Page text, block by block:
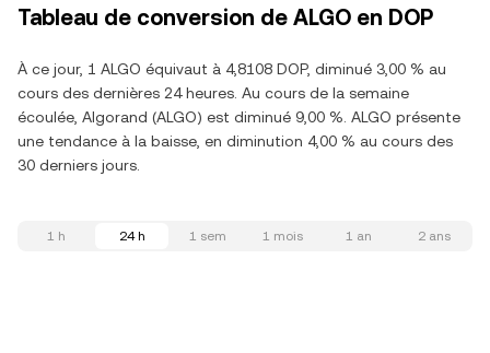
Tableau de conversion de ALGO en DOP
À ce jour, 1 ALGO équivaut à 4,8108 DOP, diminué 3,00 % au
cours des dernières 24 heures. Au cours de la semaine
écoulée, Algorand (ALGO) est diminué 9,00 %. ALGO présente
une tendance à la baisse, en diminution 4,00 % au cours des
30 derniers jours.
1 h 24 h 1 sem 1 mois 1 an 2 ans